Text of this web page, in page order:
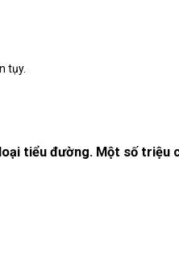
tụy.
tiểu đường. Một số triệu